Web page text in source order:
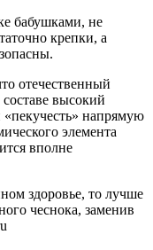
бабушками, не
крепки, а
отечественный
высокий
«пекучесть» напрямую
элемента
вполне
здоровье, то лучше
чеснока, заменив